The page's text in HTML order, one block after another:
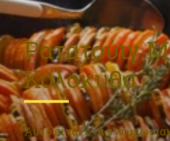
Ρατατούιγ
Κολοκύθα
Αυτό είναι ένα